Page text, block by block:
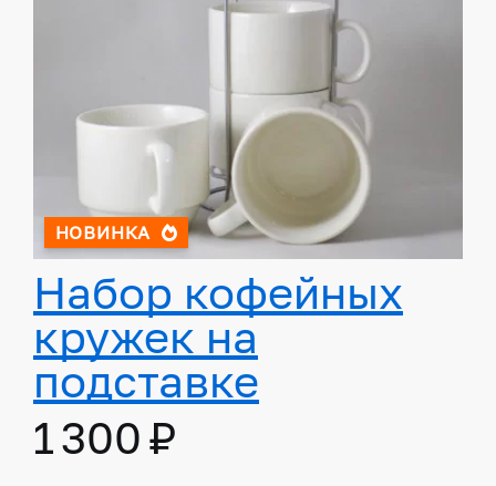
НОВИНКА
Набор кофейных
кружек на
подставке
1 300 ₽